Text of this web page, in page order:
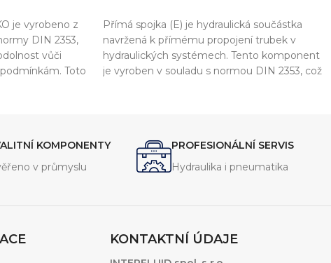
je vyrobeno z
DIN 2353,
vůči
Toto
Přímá spojka (E) je hydraulická součástka
navržená k přímému propojení trubek v
hydraulických systémech. Tento komponent
je vyroben v souladu s normou DIN 2353, což
KOMPONENTY
v průmyslu
PROFESIONÁLNÍ SERVIS
Hydraulika i pneumatika
KONTAKTNÍ ÚDAJE